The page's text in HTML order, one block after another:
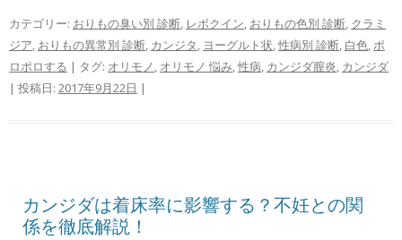
カテゴリー: おりもの臭い別 診断, レボクイン, おりもの色別 診断, クラミ
ジア, おりもの異常別 診断, カンジタ, ヨーグルト状,性病別 診断, 白色,ポ
ロポロする | タグ: オリモノ, オリモノ 悩み,性病, カンジダ膣炎, カンジダ
| 投稿日: 2017年9月22日 |
カンジダは着床率に影響する？不妊との関
係を徹底解説！